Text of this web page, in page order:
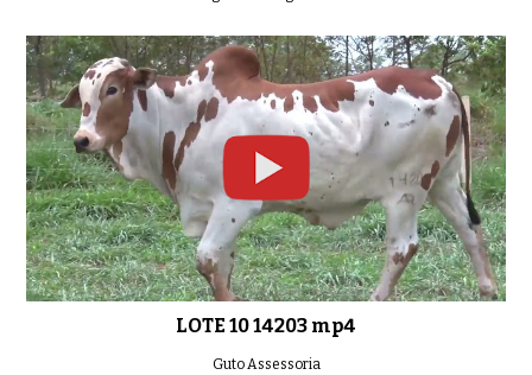
LOTE 10 14203 mp4
Guto Assessoria